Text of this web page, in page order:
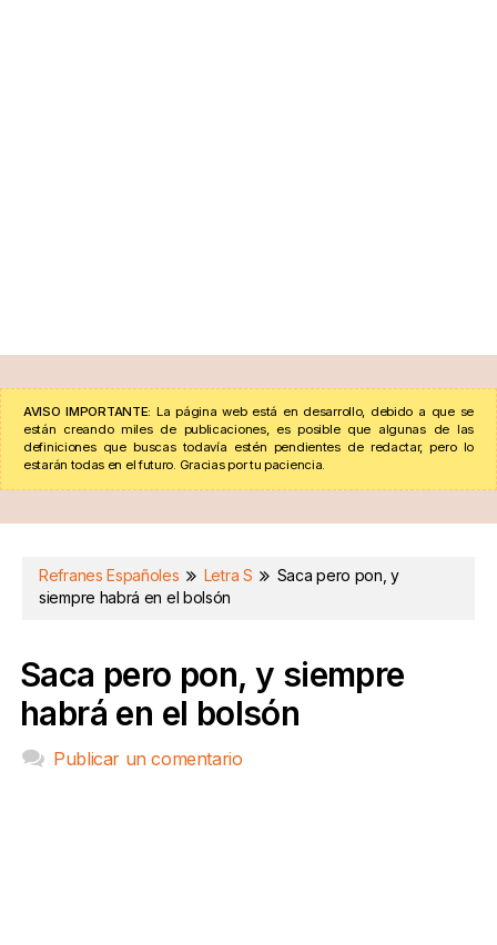
AVISO IMPORTANTE: La página web está en desarrollo, debido a que se
están creando miles de publicaciones, es posible que algunas de las
definiciones que buscas todavía estén pendientes de redactar, pero lo
estarán todas en el futuro. Gracias por tu paciencia.
Refranes Españoles Letra S
Saca pero pon, y
siempre habrá en el bolsón
Saca pero pon, y siempre
habrá en el bolsón
Publicar un comentario